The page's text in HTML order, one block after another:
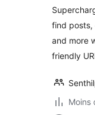
find posts,
and more
friendly
Moins